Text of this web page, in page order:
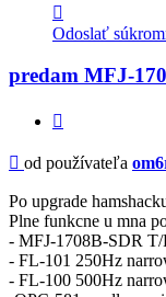
informácie
používateľa
om6rm
Odoslať
predam MFJ-
Príspevok
od používateľa
Po upgrade
Plne funkcne u mna
- MFJ-1708B-SDR
- FL-101 250Hz
- FL-100 500Hz